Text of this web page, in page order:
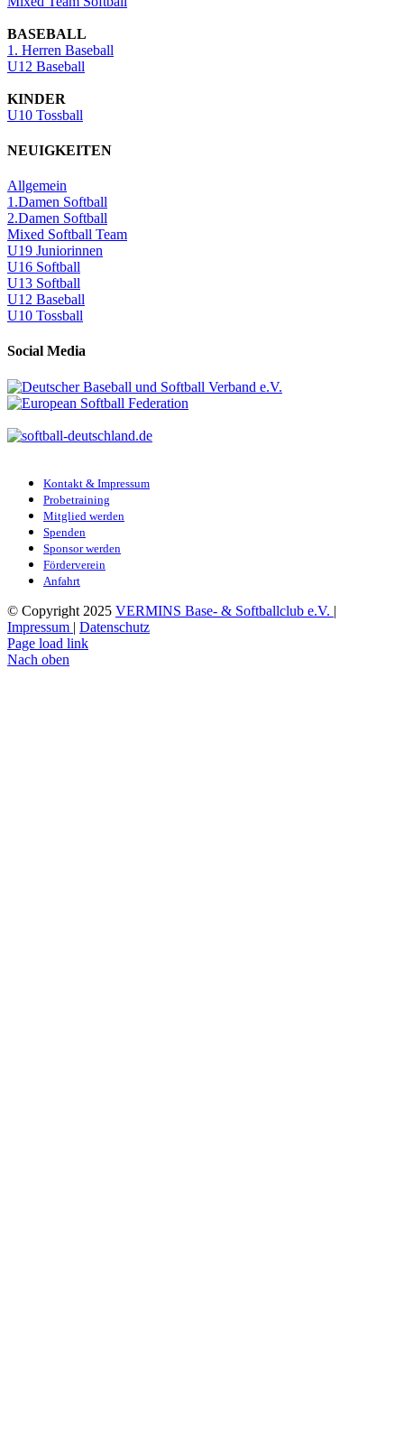
BASEBALL
1. Herren Baseball
U12 Baseball
KINDER
U10 Tossball
NEUIGKEITEN
Allgemein
1.Damen Softball
2.Damen Softball
Mixed Softball Team
U19 Juniorinnen
U16 Softball
U13 Softball
U12 Baseball
U10 Tossball
Social Media
Kontakt & Impressum
Probetraining
Mitglied werden
Spenden
Sponsor werden
Förderverein
Anfahrt
© Copyright 2025 VERMINS Base- & Softballclub e.V. |
Impressum | Datenschutz
Page load link
Nach oben